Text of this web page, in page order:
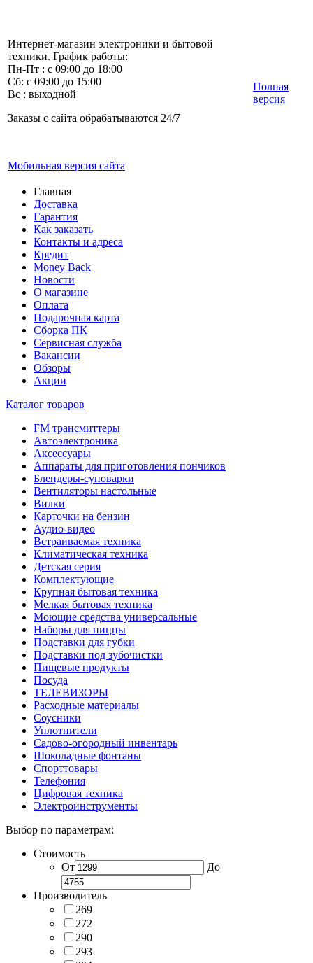
Интернет-магазин электроники и бытовой
техники. График работы:
Пн-Пт : с 09:00 до 18:00
Сб: с 09:00 до 15:00
Вс : выходной
Заказы с сайта обрабатываются 24/7
Мобильная версия сайта
Полная
версия
Главная
Доставка
Гарантия
Как заказать
Контакты и адреса
Кредит
Money Back
Новости
О магазине
Оплата
Подарочная карта
Сборка ПК
Сервисная служба
Вакансии
Обзоры
Акции
Каталог товаров
FM трансмиттеры
Автоэлектроника
Аксессуары
Аппараты для приготовления пончиков
Блендеры-суповарки
Вентиляторы настольные
Вилки
Карточки на бензин
Аудио-видео
Встраиваемая техника
Климатическая техника
Детская серия
Комплектующие
Крупная бытовая техника
Мелкая бытовая техника
Моющие средства универсальные
Наборы для пиццы
Подставки для губки
Подставки под зубочистки
Пищевые продукты
Посуда
ТЕЛЕВИЗОРЫ
Расходные материалы
Соусники
Уплотнители
Садово-огородный инвентарь
Шоколадные фонтаны
Спорттовары
Телефония
Цифровая техника
Электроинструменты
Выбор по параметрам:
Стоимость
От
До
Производитель
269
272
290
293